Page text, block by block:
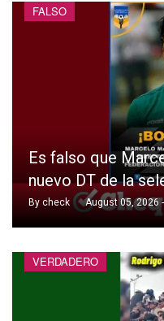
FALSO
Es falso que
nuevo DT de la
By check August 05, 2026
VERDADERO